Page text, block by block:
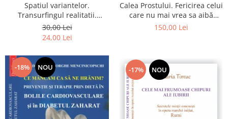
Spatiul variantelor.
Transurfingul realitatii.
Gradul 1. Cum sa ne
dezvoltam intuitia si sa ne
30,00 Lei
24,00 Lei
Calea Prostului. Fericirea celui
care nu mai vrea sa aibă
dreptate - Intoarcerea la
150,00 Lei
-18% NOU -17% NOU